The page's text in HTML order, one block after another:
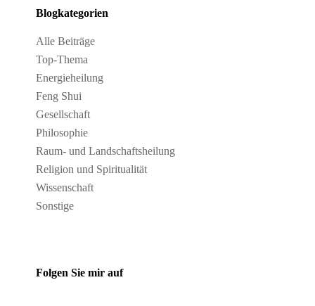
Blogkategorien
Alle Beiträge
Top-Thema
Energieheilung
Feng Shui
Gesellschaft
Philosophie
Raum- und Landschaftsheilung
Religion und Spiritualität
Wissenschaft
Sonstige
Folgen Sie mir auf